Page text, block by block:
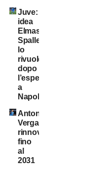
Juve:
idea
Elmas.
Spalletti
lo
rivuole
dopo
l’esperienza
a
Napoli
Antonio
Vergara,
rinnovo
fino
al
2031